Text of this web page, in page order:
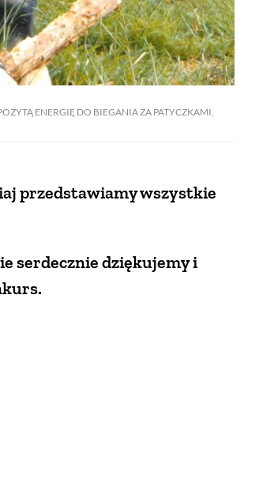
ENERGIĘ DO BIEGANIA ZA PATYCZKAMI,
przedstawiamy wszystkie
serdecznie dziękujemy i